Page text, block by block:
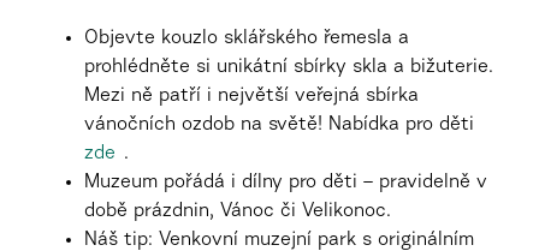
Objevte kouzlo sklářského řemesla a
prohlédněte si unikátní sbírky skla a bižuterie.
Mezi ně patří i největší veřejná sbírka
vánočních ozdob na světě! Nabídka pro děti
zde .
Muzeum pořádá i dílny pro děti – pravidelně v
době prázdnin, Vánoc či Velikonoc.
Náš tip: Venkovní muzejní park s originálním